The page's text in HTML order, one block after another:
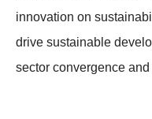
innovation on
drive sustainable
sector convergence